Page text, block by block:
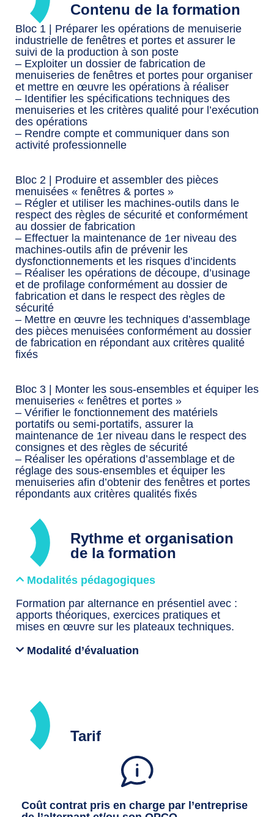
Contenu de la formation
Bloc 1 | Préparer les opérations de menuiserie
industrielle de fenêtres et portes et assurer le
suivi de la production à son poste
– Exploiter un dossier de fabrication de
menuiseries de fenêtres et portes pour organiser
et mettre en œuvre les opérations à réaliser
– Identifier les spécifications techniques des
menuiseries et les critères qualité pour l’exécution
des opérations
– Rendre compte et communiquer dans son
activité professionnelle
Bloc 2 | Produire et assembler des pièces
menuisées « fenêtres & portes »
– Régler et utiliser les machines-outils dans le
respect des règles de sécurité et conformément
au dossier de fabrication
– Effectuer la maintenance de 1er niveau des
machines-outils afin de prévenir les
dysfonctionnements et les risques d’incidents
– Réaliser les opérations de découpe, d’usinage
et de profilage conformément au dossier de
fabrication et dans le respect des règles de
sécurité
– Mettre en œuvre les techniques d’assemblage
des pièces menuisées conformément au dossier
de fabrication en répondant aux critères qualité
fixés
Bloc 3 | Monter les sous-ensembles et équiper les
menuiseries « fenêtres et portes »
– Vérifier le fonctionnement des matériels
portatifs ou semi-portatifs, assurer la
maintenance de 1er niveau dans le respect des
consignes et des règles de sécurité
– Réaliser les opérations d’assemblage et de
réglage des sous-ensembles et équiper les
menuiseries afin d’obtenir des fenêtres et portes
répondants aux critères qualités fixés
Rythme et organisation
de la formation
Modalités pédagogiques
Formation par alternance en présentiel avec :
apports théoriques, exercices pratiques et
mises en œuvre sur les plateaux techniques.
Modalité d’évaluation
Tarif
Coût contrat pris en charge par l’entreprise